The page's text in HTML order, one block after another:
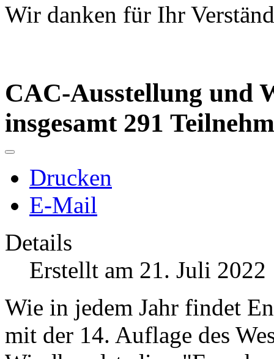
Wir danken für Ihr
CAC-Ausstellung und
insgesamt 291
Drucken
E-Mail
Details
Erstellt am 21. Juli 2022
Wie in jedem Jahr findet
mit der 14. Auflage des